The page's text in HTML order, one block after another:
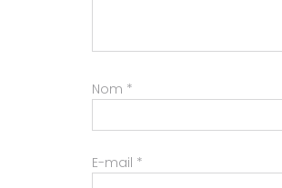
Nom *
E-mail *